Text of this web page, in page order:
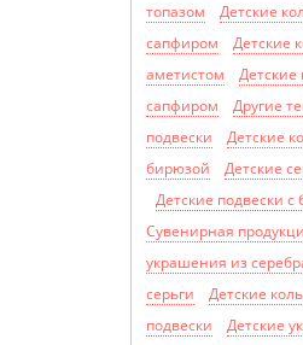
топазом
Детские
сапфиром
Детские
аметистом
Детские
сапфиром
Другие
подвески
Детские
бирюзой
Детские
Детские подвески с
Сувенирная
украшения из
серьги
Детские
подвески
Детские